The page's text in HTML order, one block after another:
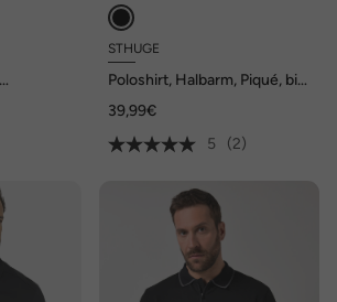
STHUGE
Poloshirt, Halbarm, Piqué, bis
39,99€
5
(2)